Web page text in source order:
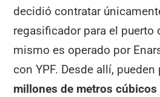
decidió contratar
regasificador para el puerto
mismo es operado por
con YPF. Desde allí, pueden
millones de metros